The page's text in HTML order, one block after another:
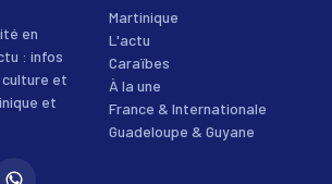
en
: infos
et
et
Martinique
L'actu
Caraïbes
À la une
France & Internationale
Guadeloupe & Guyane